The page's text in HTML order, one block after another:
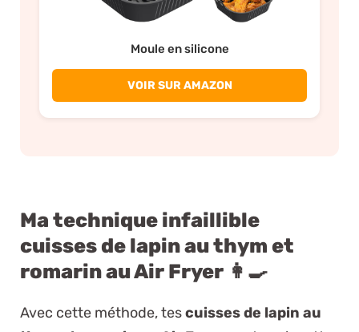
Moule en silicone
VOIR SUR AMAZON
Ma technique infaillible
cuisses de lapin au thym et
romarin au Air Fryer 👩‍🍳
Avec cette méthode, tescuisses de lapin au